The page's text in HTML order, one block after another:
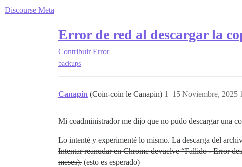
Discourse Meta
Error de red al descargar la
Contribuir Error
backups
Canapin (Coin-coin le Canapin) 15 Noviembre, 2025
1
Mi coadministrador me dijo que no pudo descargar una
Lo intenté y experimenté lo mismo. La descarga del
Intentar reanudar en Chrome devuelve “Fallido - Error
meses). (esto es esperado)